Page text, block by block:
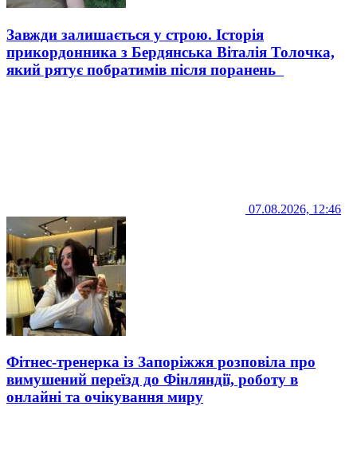
Завжди залишається у строю. Історія
прикордонника з Бердянська Віталія Толочка,
який рятує побратимів після поранень
07.08.2026, 12:46
Фітнес-тренерка із Запоріжжя розповіла про
вимушений переїзд до Фінляндії, роботу в
онлайні та очікування миру